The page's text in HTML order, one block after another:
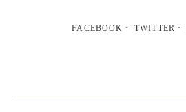
FACEBOOK TWITTER